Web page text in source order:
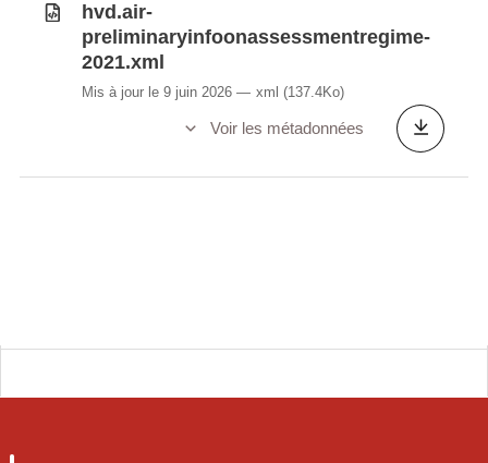
hvd.air-
preliminaryinfoonassessmentregime-
2021.xml
Mis à jour le 9 juin 2026 xml (137.4Ko)
Voir les métadonnées